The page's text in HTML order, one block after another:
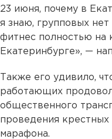
23 июня, почему в
я знаю, групповых
фитнес полностью на
Екатеринбурге», —
Также его удивило,
работающих
общественного
проведения крестных
марафона.